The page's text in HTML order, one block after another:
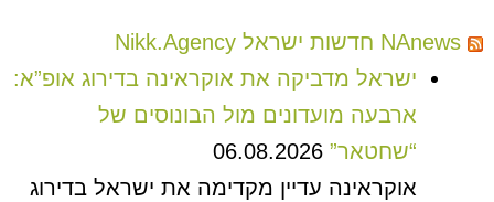
NAnews חדשות ישראל Nikk.Agency
ישראל מדביקה את אוקראינה בדירוג אופ”א:
ארבעה מועדונים מול הבונוסים של
“שחטאר” 06.08.2026
אוקראינה עדיין מקדימה את ישראל בדירוג